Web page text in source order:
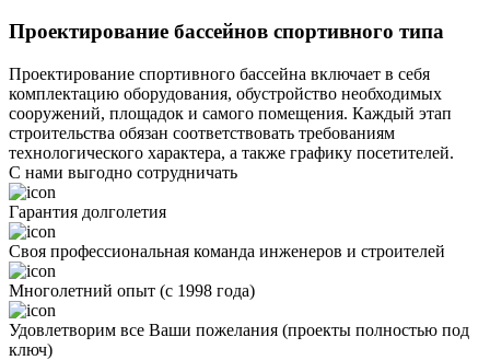
Проектирование бассейнов спортивного типа
Проектирование спортивного бассейна включает в себя
комплектацию оборудования, обустройство необходимых
сооружений, площадок и самого помещения. Каждый этап
строительства обязан соответствовать требованиям
технологического характера, а также графику посетителей.
С нами выгодно сотрудничать
Гарантия долголетия
Своя профессиональная команда инженеров и строителей
Многолетний опыт (с 1998 года)
Удовлетворим все Ваши пожелания (проекты полностью под
ключ)